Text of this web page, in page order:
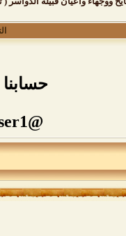
حسابنا
@alduwaser1